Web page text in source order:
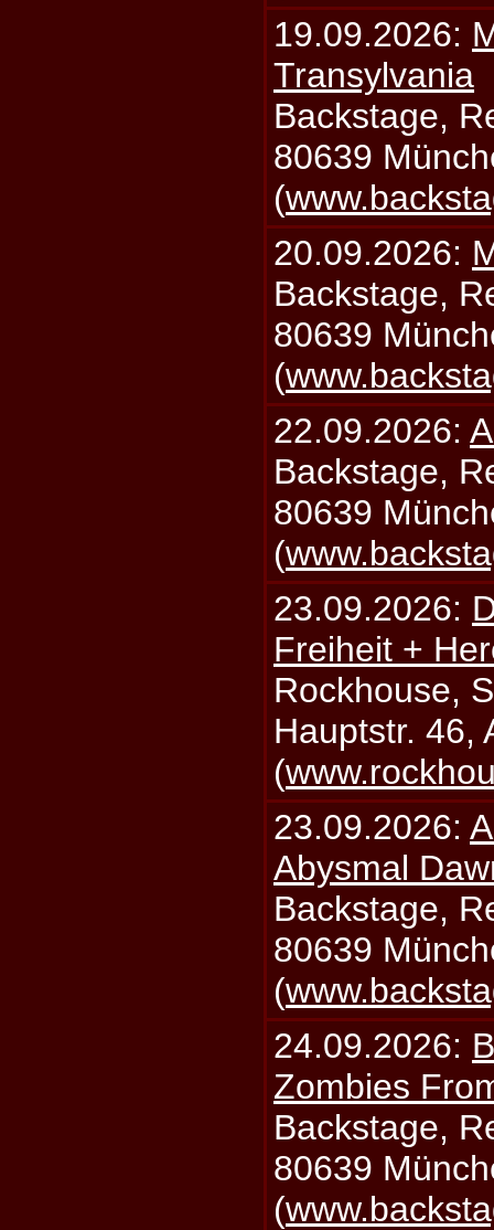
19.09.2026:
Transylvania
Backstage,
80639
(
20.09.2026:
Backstage,
80639
(
22.09.2026:
Backstage,
80639
(
23.09.2026:
Freiheit +
Rockhouse,
Hauptstr. 46,
(
23.09.2026:
Abysmal
Backstage,
80639
(
24.09.2026:
Zombies
Backstage,
80639
(